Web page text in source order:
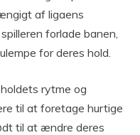
af ligaens
forlade banen,
for deres hold.
rytme og
til at foretage hurtige
til at ændre deres